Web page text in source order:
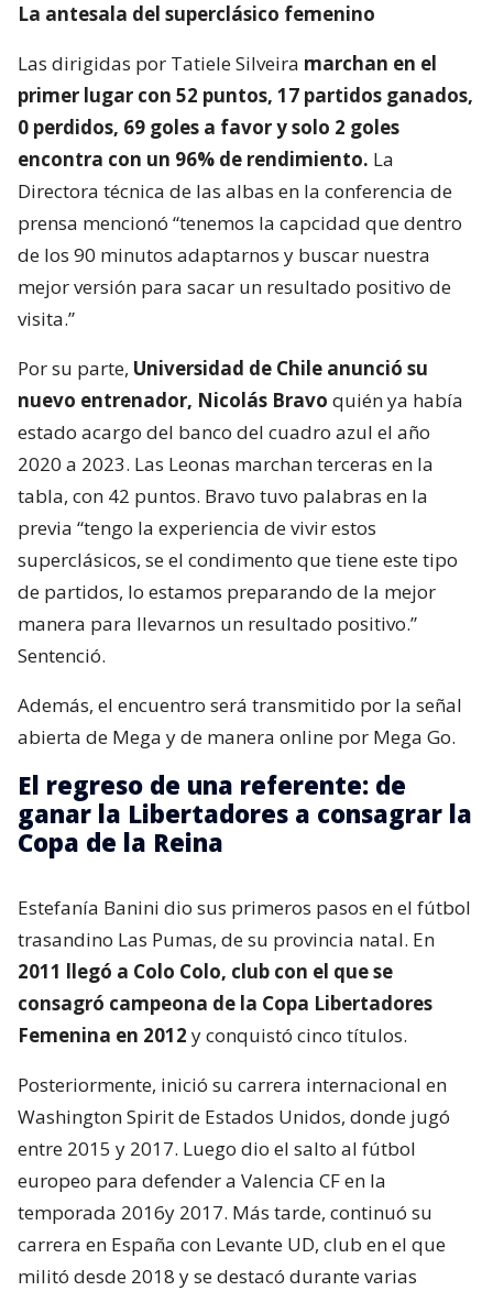
La antesala del superclásico femenino
Las dirigidas por Tatiele Silveira marchan en el
primer lugar con 52 puntos, 17 partidos ganados,
0 perdidos, 69 goles a favor y solo 2 goles
encontra con un 96% de rendimiento. La
Directora técnica de las albas en la conferencia de
prensa mencionó “tenemos la capcidad que dentro
de los 90 minutos adaptarnos y buscar nuestra
mejor versión para sacar un resultado positivo de
visita.”
Por su parte, Universidad de Chile anunció su
nuevo entrenador, Nicolás Bravo quién ya había
estado acargo del banco del cuadro azul el año
2020 a 2023. Las Leonas marchan terceras en la
tabla, con 42 puntos. Bravo tuvo palabras en la
previa “tengo la experiencia de vivir estos
superclásicos, se el condimento que tiene este tipo
de partidos, lo estamos preparando de la mejor
manera para llevarnos un resultado positivo.”
Sentenció.
Además, el encuentro será transmitido por la señal
abierta de Mega y de manera online por Mega Go.
El regreso de una referente: de
ganar la Libertadores a consagrar la
Copa de la Reina
Estefanía Banini dio sus primeros pasos en el fútbol
trasandino Las Pumas, de su provincia natal. En
2011 llegó a Colo Colo, club con el que se
consagró campeona de la Copa Libertadores
Femenina en 2012 y conquistó cinco títulos.
Posteriormente, inició su carrera internacional en
Washington Spirit de Estados Unidos, donde jugó
entre 2015 y 2017. Luego dio el salto al fútbol
europeo para defender a Valencia CF en la
temporada 2016y 2017. Más tarde, continuó su
carrera en España con Levante UD, club en el que
militó desde 2018 y se destacó durante varias